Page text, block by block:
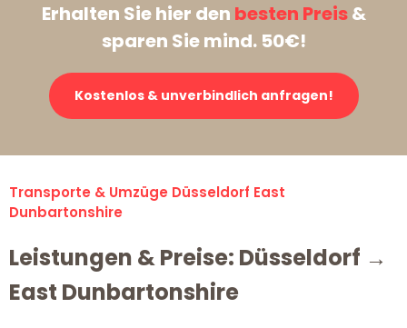
Erhalten Sie hier den besten Preis&
sparen Sie mind. 50€!
Kostenlos & unverbindlich anfragen!
Transporte & Umzüge Düsseldorf East
Dunbartonshire
Leistungen & Preise: Düsseldorf →
East Dunbartonshire